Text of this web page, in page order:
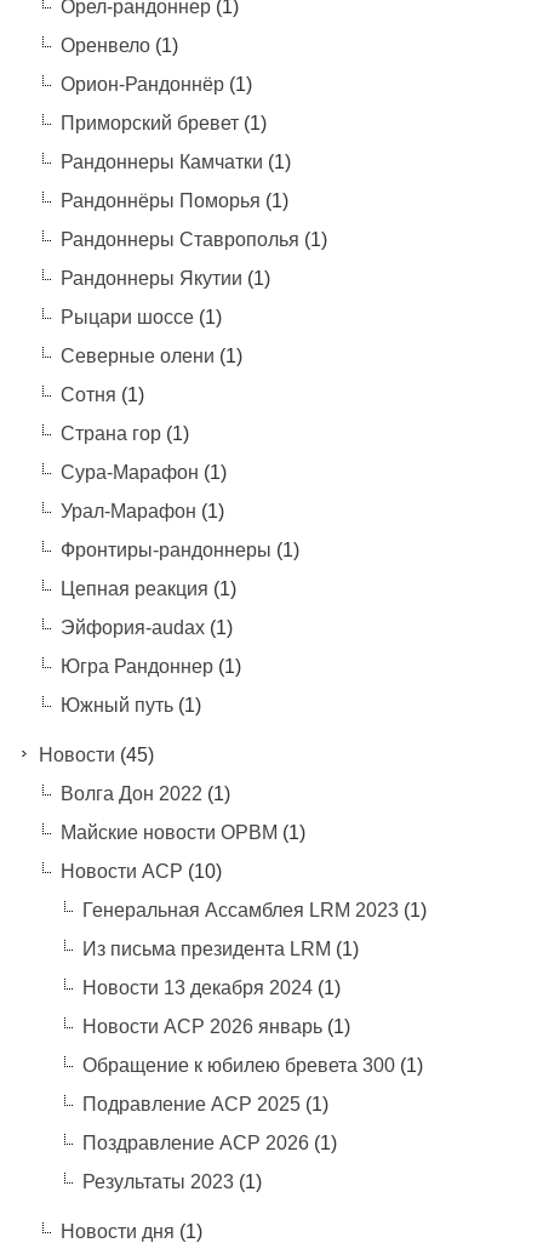
Орел-рандоннер(1)
Оренвело(1)
Орион-Рандоннёр(1)
Приморский бревет(1)
Рандоннеры Камчатки (1)
Рандоннёры Поморья (1)
Рандоннеры Ставрополья (1)
Рандоннеры Якутии (1)
Рыцари шоссе(1)
Северные олени (1)
Сотня (1)
Страна гор(1)
Сура-Марафон (1)
Урал-Марафон (1)
Фронтиры-рандоннеры (1)
Цепная реакция (1)
Эйфория-audax(1)
Югра Рандоннер(1)
Южный путь(1)
Новости (45)
Волга Дон 2022 (1)
Майские новости ОРВМ (1)
Новости АСР (10)
Генеральная Ассамблея LRM 2023(1)
Из письма президента LRM (1)
Новости 13 декабря 2024(1)
Новости АСР 2026 январь(1)
Обращение к юбилею бревета 300(1)
Подравление АСР 2025(1)
Поздравление АСР 2026(1)
Результаты 2023(1)
Новости дня (1)